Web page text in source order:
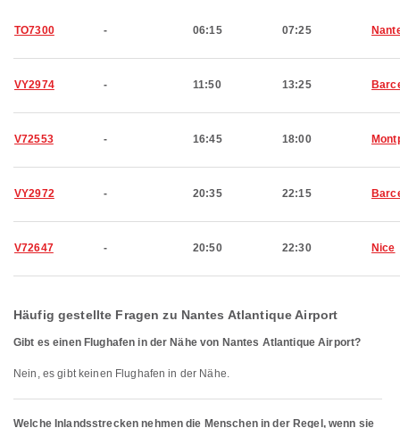
TO7300 - 06:15 07:25
VY2974 - 11:50 13:25
V72553 - 16:45 18:00
VY2972 - 20:35 22:15
V72647 - 20:50 22:30 Nice
Häufig gestellte Fragen zu Nantes Atlantique Airport
Gibt es einen Flughafen in der Nähe von Nantes Atlantique Airport?
Nein, es gibt keinen Flughafen in der Nähe.
Welche Inlandsstrecken nehmen die Menschen in der Regel, wenn sie